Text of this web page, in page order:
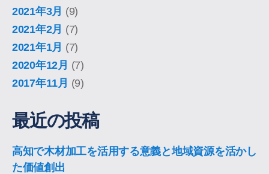
2021年3月 (9)
2021年2月 (7)
2021年1月 (7)
2020年12月 (7)
2017年11月 (9)
最近の投稿
高知で木材加工を活用する意義と地域資源を活かし
た価値創出